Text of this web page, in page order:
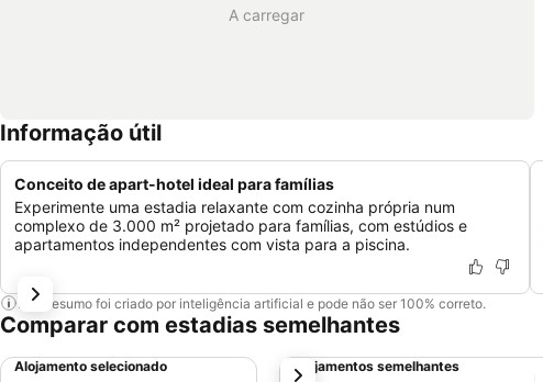
A carregar
Informação útil
Conceito de apart-hotel ideal para famílias
Experimente uma estadia relaxante com cozinha própria num
complexo de 3.000 m² projetado para famílias, com estúdios e
apartamentos independentes com vista para a piscina.
Este resumo foi criado por inteligência artificial e pode não ser 100% correto.
Comparar com estadias semelhantes
Alojamento selecionado Alojamentos semelhantes
próximo